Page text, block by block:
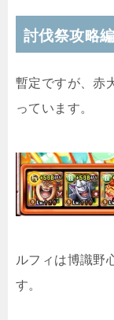
討伐祭攻略
暫定ですが、赤
っています。
ルフィは博識野
す。